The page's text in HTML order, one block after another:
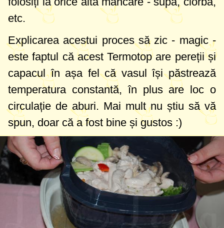
etc.
Explicarea acestui proces să zic - magic -
este faptul că acest Termotop are pereții și
capacul în așa fel că vasul își păstrează
temperatura constantă, în plus are loc o
circulație de aburi. Mai mult nu știu să vă
spun, doar că a fost bine și gustos :)